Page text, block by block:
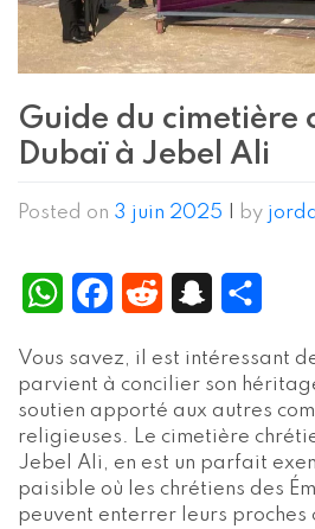
Guide du cimetière
Dubaï à Jebel Ali
Posted on 3 juin 2025 by
WhatsAppFacebook
Reddit Snapchat
Vous savez, il est intéressant
parvient à concilier son
soutien apporté aux autres
religieuses. Le cimetière
Jebel Ali, en est un parfait
paisible où les chrétiens des
peuvent enterrer leurs proches